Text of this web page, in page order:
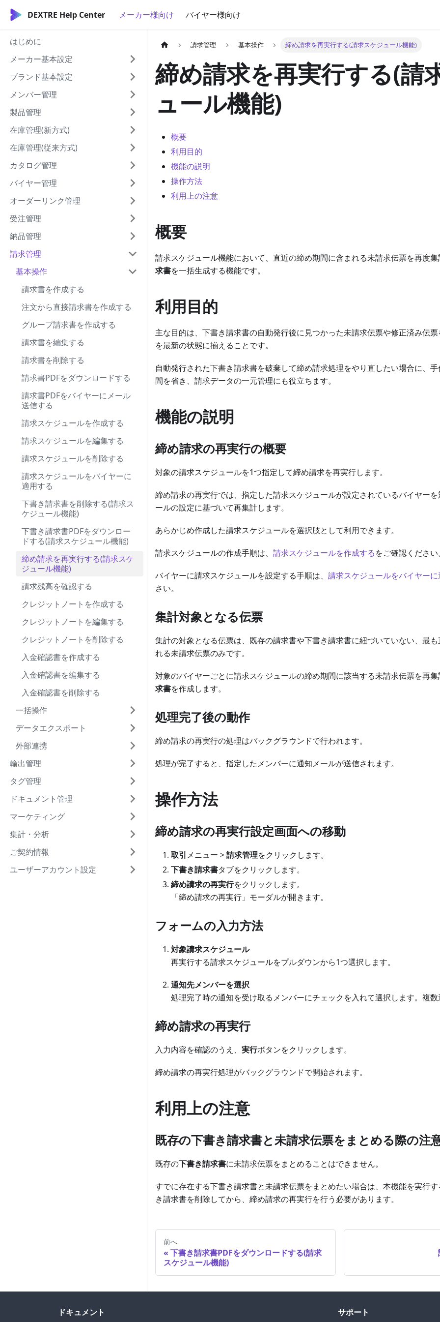
DEXTRE Help Center メーカー様向け バイヤー様向け
はじめに
メーカー基本設定
ブランド基本設定
メンバー管理
製品管理
在庫管理(新方式)
在庫管理(従来方式)
カタログ管理
バイヤー管理
オーダーリンク管理
受注管理
納品管理
請求管理
基本操作
請求書を作成する
注文から直接請求書を作成する
グループ請求書を作成する
請求書を編集する
請求書を削除する
請求書PDFをダウンロードする
請求書PDFをバイヤーにメール
送信する
請求スケジュールを作成する
請求スケジュールを編集する
請求スケジュールを削除する
請求スケジュールをバイヤーに
適用する
下書き請求書を削除する(請求ス
ケジュール機能)
下書き請求書PDFをダウンロー
ドする(請求スケジュール機能)
締め請求を再実行する(請求スケ
ジュール機能)
請求残高を確認する
クレジットノートを作成する
クレジットノートを編集する
クレジットノートを削除する
入金確認書を作成する
入金確認書を編集する
入金確認書を削除する
一括操作
データエクスポート
外部連携
輸出管理
タグ管理
ドキュメント管理
マーケティング
集計・分析
ご契約情報
ユーザーアカウント設定
請求管理 基本操作 締め請求を再実行する(請求スケジュール機能)
締め請求を再実行する(請
ュール機能)
概要
利用目的
機能の説明
操作方法
利用上の注意
概要
請求スケジュール機能において、直近の締め期間に含まれる未請求伝票を再度
求書を一括生成する機能です。
利用目的
主な目的は、下書き請求書の自動発行後に見つかった未請求伝票や修正済み伝
を最新の状態に揃えることです。
自動発行された下書き請求書を破棄して締め請求処理をやり直したい場合に、
間を省き、請求データの一元管理にも役立ちます。
機能の説明
締め請求の再実行の概要
対象の請求スケジュールを1つ指定して締め請求を再実行します。
締め請求の再実行では、指定した請求スケジュールが設定されているバイヤー
ールの設定に基づいて再集計します。
あらかじめ作成した請求スケジュールを選択肢として利用できます。
請求スケジュールの作成手順は、 請求スケジュールを作成するをご確認ください。
バイヤーに請求スケジュールを設定する手順は、 請求スケジュールをバイヤーに
さい。
集計対象となる伝票
集計の対象となる伝票は、既存の請求書や下書き請求書に紐づいていない、最
れる未請求伝票のみです。
対象のバイヤーごとに請求スケジュールの締め期間に該当する未請求伝票を再
求書を作成します。
処理完了後の動作
締め請求の再実行の処理はバックグラウンドで行われます。
処理が完了すると、指定したメンバーに通知メールが送信されます。
操作方法
締め請求の再実行設定画面への移動
取引メニュー >請求管理をクリックします。
下書き請求書タブをクリックします。
締め請求の再実行をクリックします。
「締め請求の再実行」モーダルが開きます。
フォームの入力方法
対象請求スケジュール
再実行する請求スケジュールをプルダウンから1つ選択します。
通知先メンバーを選択
処理完了時の通知を受け取るメンバーにチェックを入れて選択します。複数
締め請求の再実行
入力内容を確認のうえ、 実行ボタンをクリックします。
締め請求の再実行処理がバックグラウンドで開始されます。
利用上の注意
既存の下書き請求書と未請求伝票をまとめる際の注
既存の下書き請求書に未請求伝票をまとめることはできません。
すでに存在する下書き請求書と未請求伝票をまとめたい場合は、本機能を実行
き請求書を削除してから、締め請求の再実行を行う必要があります。
前へ
下書き請求書PDFをダウンロードする(請求
スケジュール機能)
ドキュメント サポート